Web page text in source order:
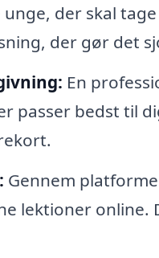
unge, der skal
der gør det
En
passer bedst til
Gennem
lektioner online.